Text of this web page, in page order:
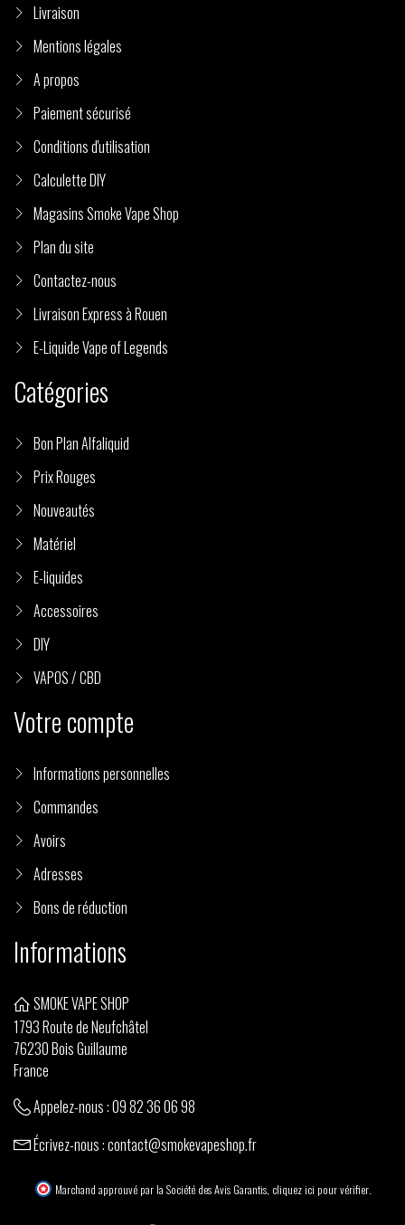
Livraison
Mentions légales
A propos
Paiement sécurisé
Conditions d'utilisation
Calculette DIY
Magasins Smoke Vape Shop
Plan du site
Contactez-nous
Livraison Express à Rouen
E-Liquide Vape of Legends
Catégories
Bon Plan Alfaliquid
Prix Rouges
Nouveautés
Matériel
E-liquides
Accessoires
DIY
VAPOS / CBD
Votre compte
Informations personnelles
Commandes
Avoirs
Adresses
Bons de réduction
Informations
SMOKE VAPE SHOP
1793 Route de Neufchâtel
76230 Bois Guillaume
France
Appelez-nous :09 82 36 06 98
Écrivez-nous :contact@smokevapeshop.fr
Marchand approuvé par la Société des Avis Garantis, cliquez ici pour vérifier.